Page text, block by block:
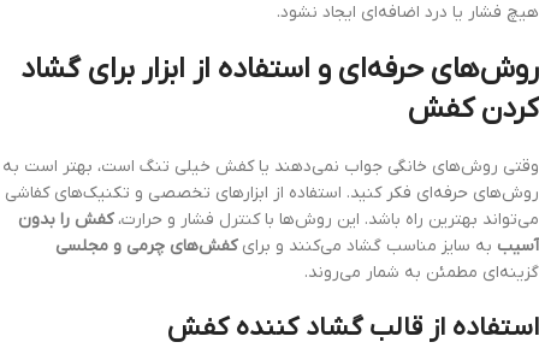
هیچ فشار یا درد اضافه‌ای ایجاد نشود.
روش‌های حرفه‌ای و استفاده از ابزار برای گشاد
کردن کفش
وقتی روش‌های خانگی جواب نمی‌دهند یا کفش خیلی تنگ است، بهتر است به
روش‌های حرفه‌ای فکر کنید. استفاده از ابزارهای تخصصی و تکنیک‌های کفاشی
می‌تواند بهترین راه باشد. این روش‌ها با کنترل فشار و حرارت،کفش را بدون
آسیب به سایز مناسب گشاد می‌کنند و برایکفش‌های چرمی و مجلسی
گزینه‌ای مطمئن به شمار می‌روند.
استفاده از قالب گشاد کننده کفش